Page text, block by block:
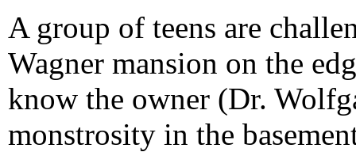
A group of teens are
Wagner mansion on the
know the owner (Dr.
monstrosity in the